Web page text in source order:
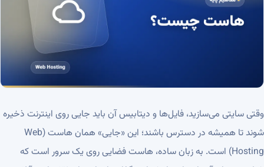
وقتی سایتی می‌سازید، فایل‌ها و دیتابیس آن باید جایی روی اینترنت ذخیره
شوند تا همیشه در دسترس باشند؛ این «جایی» همان هاست (Web
Hosting) است. به زبان ساده، هاست فضایی روی یک سرور است که